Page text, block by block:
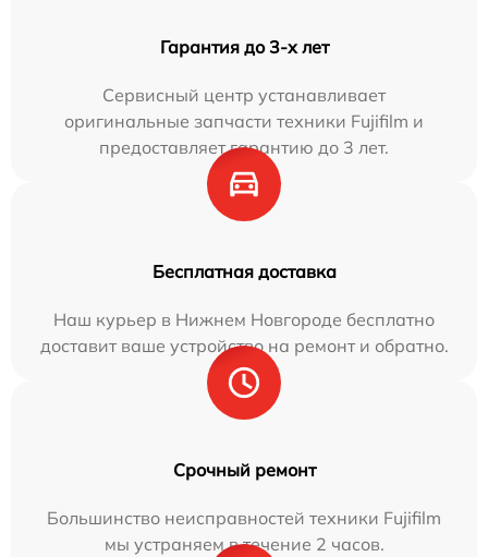
Гарантия до 3-х лет
Сервисный центр устанавливает
оригинальные запчасти техники Fujifilm и
предоставляет гарантию до 3 лет.
Бесплатная доставка
Наш курьер в Нижнем Новгороде бесплатно
доставит ваше устройство на ремонт и обратно.
Срочный ремонт
Большинство неисправностей техники Fujifilm
мы устраняем в течение 2 часов.